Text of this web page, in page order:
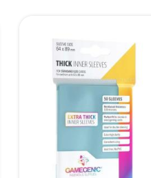
visibility